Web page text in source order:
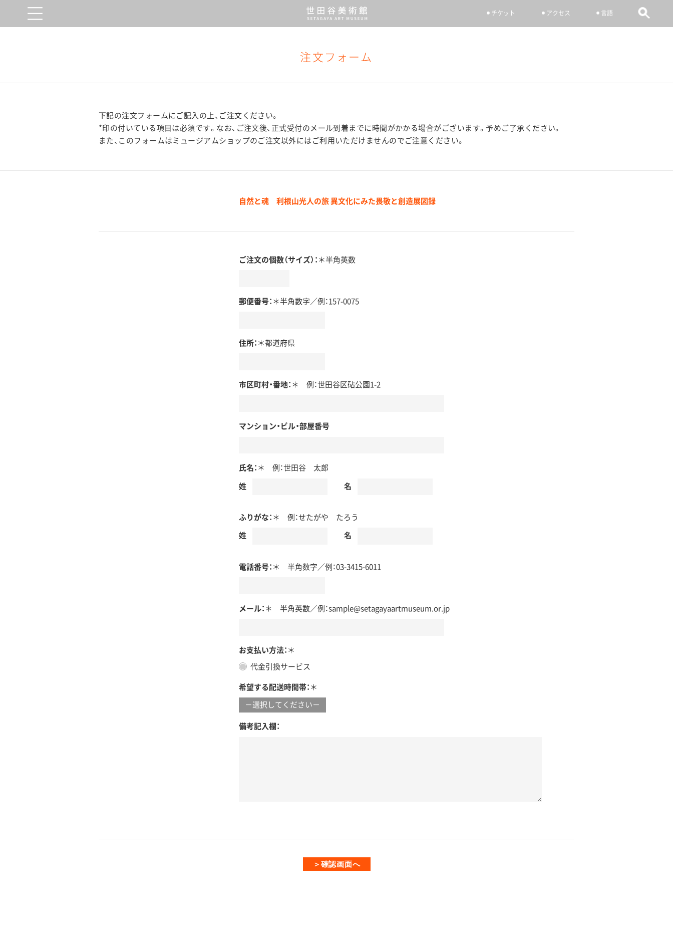
チケット アクセス 言語
注文フォーム
下記の注文フォームにご記入の上、ご注文ください。
*印の付いている項目は必須です。なお、ご注文後、正式受付のメール到着までに時間がかかる場合がございます。予めご了承ください。
また、このフォームはミュージアムショップのご注文以外にはご利用いただけませんのでご注意ください。
自然と魂 利根山光人の旅 異文化にみた畏敬と創造展図録
ご注文の個数（サイズ）： ＊半角英数
郵便番号： ＊半角数字／例：157-0075
住所： ＊都道府県
市区町村・番地： ＊ 例：世田谷区砧公園1-2
マンション・ビル・部屋番号
氏名： ＊ 例：世田谷 太郎
姓 名
ふりがな： ＊ 例：せたがや たろう
姓 名
電話番号： ＊ 半角数字 ／例：03-3415-6011
メール： ＊ 半角英数／例：sample@setagayaartmuseum.or.jp
お支払い方法： ＊
代金引換サービス
希望する配送時間帯： ＊
備考記入欄：
確認画面へ